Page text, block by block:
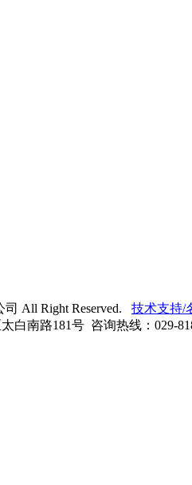
All Right Reserved. 技术支持/
白南路181号 咨询热线：029-